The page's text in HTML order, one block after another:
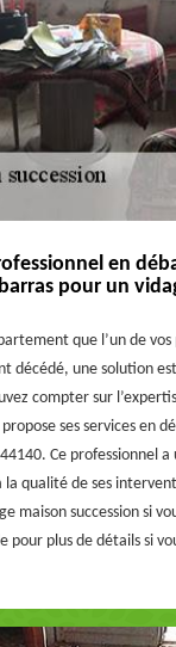
en
pour un
que l’un de vos
décédé, une solution
compter sur
ses services en
Ce professionnel a
qualité de ses
maison succession si
pour plus de détails si